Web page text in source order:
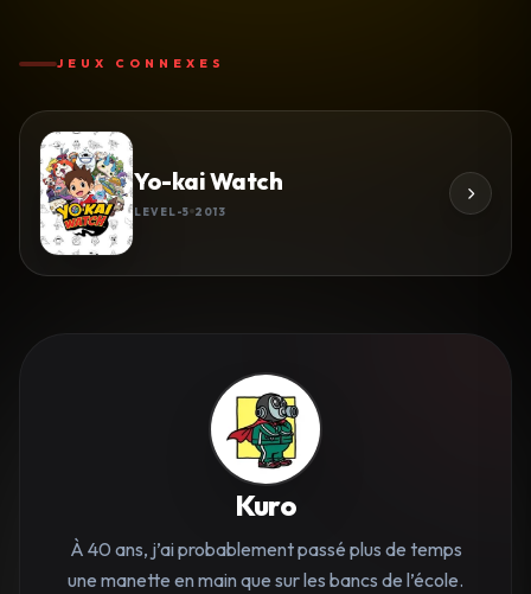
JEUX CONNEXES
Yo-kai Watch
LEVEL-5 2013
Kuro
À 40 ans, j’ai probablement passé plus de temps
une manette en main que sur les bancs de l’école.